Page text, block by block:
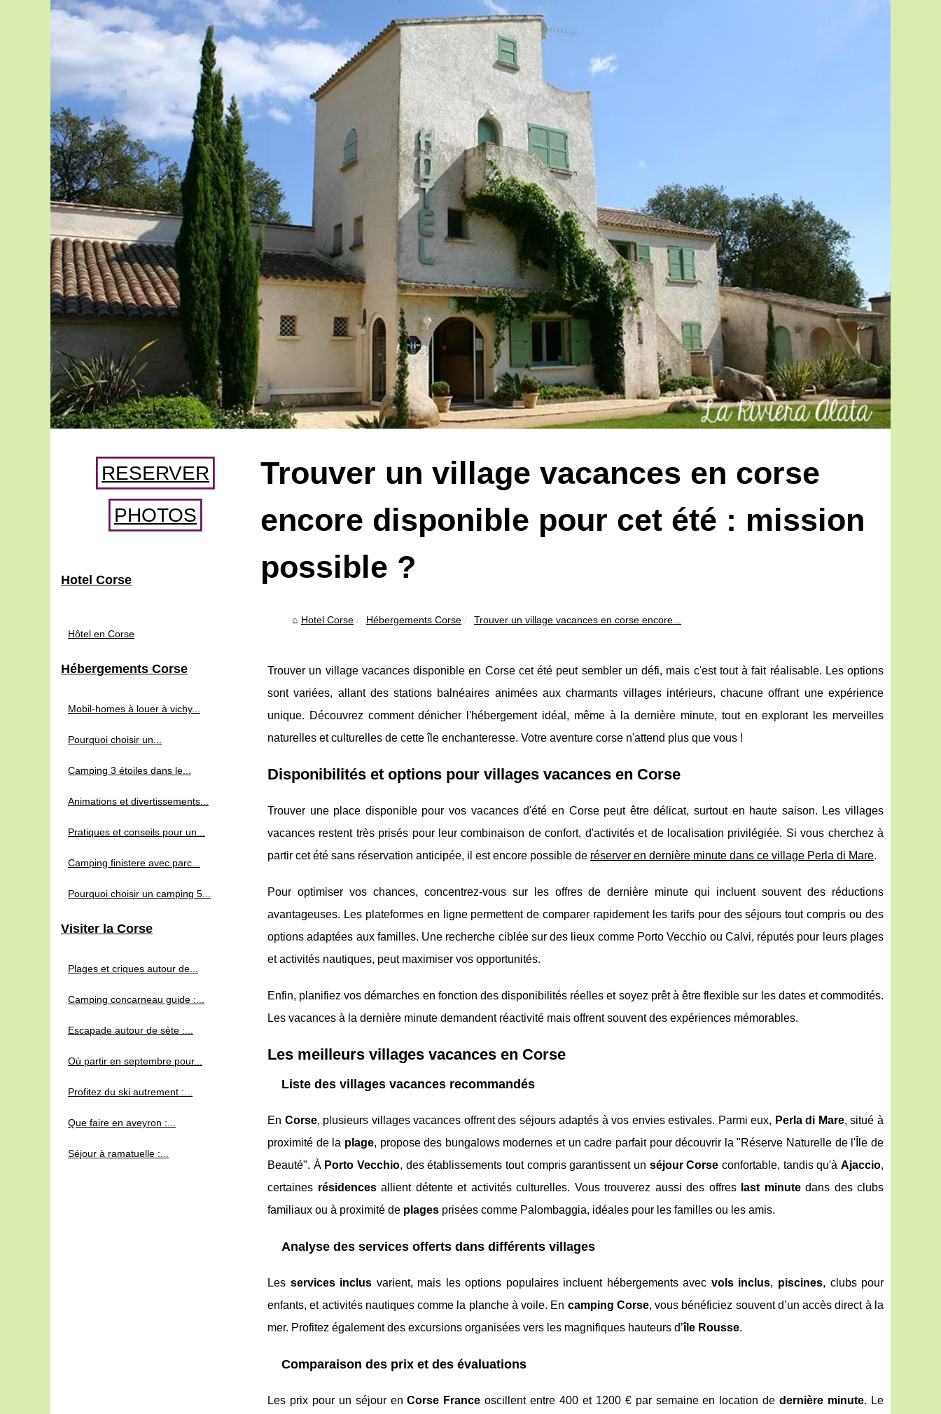
Trouver un village vacances en corse
encore disponible pour cet été : mission
possible ?
Hotel Corse Hébergements Corse Trouver un village vacances en corse encore...
Trouver un village vacances disponible en Corse cet été peut sembler un défi, mais c'est tout à fait réalisable. Les options
sont variées, allant des stations balnéaires animées aux charmants villages intérieurs, chacune offrant une expérience
unique. Découvrez comment dénicher l'hébergement idéal, même à la dernière minute, tout en explorant les merveilles
naturelles et culturelles de cette île enchanteresse. Votre aventure corse n'attend plus que vous !
Disponibilités et options pour villages vacances en Corse
Trouver une place disponible pour vos vacances d'été en Corse peut être délicat, surtout en haute saison. Les villages
vacances restent très prisés pour leur combinaison deconfort, d'activités et de localisation privilégiée. Si vous cherchez à
partir cet été sans réservation anticipée, il est encore possible de réserver en dernière minute dans ce village Perla di Mare.
Pour optimiser vos chances, concentrez-vous sur les offres de dernière minute qui incluent souvent des réductions
avantageuses. Les plateformes en ligne permettent de comparer rapidement les tarifs pour des séjours tout compris ou des
options adaptées aux familles. Une recherche ciblée sur des lieux comme Porto Vecchio ou Calvi, réputés pour leurs plages
et activités nautiques, peut maximiser vos opportunités.
Enfin, planifiez vos démarches en fonction des disponibilités réelles et soyez prêt à être flexible sur les dates et commodités.
Les vacances à la dernière minute demandent réactivité mais offrent souvent des expériences mémorables.
Les meilleurs villages vacances en Corse
Liste des villages vacances recommandés
En Corse, plusieurs villages vacances offrent des séjours adaptés à vos envies estivales. Parmi eux, Perla di Mare, situé à
proximité de la plage, propose des bungalows modernes et un cadre parfait pour découvrir la "Réserve Naturelle de l'Île de
Beauté". À Porto Vecchio, des établissements tout compris garantissent un séjour Corse confortable, tandis qu'àAjaccio,
certaines résidencesallient détente et activités culturelles. Vous trouverez aussi des offres last minutedans des clubs
familiaux ou à proximité de plages prisées comme Palombaggia, idéales pour les familles ou les amis.
Analyse des services offerts dans différents villages
Les services inclus varient, mais les options populaires incluent hébergements avec vols inclus, piscines, clubs pour
enfants, et activités nautiques comme la planche à voile. En camping Corse, vous bénéficiez souvent d’un accès direct à la
mer. Profitez également des excursions organisées vers les magnifiques hauteurs d’île Rousse.
Comparaison des prix et des évaluations
Les prix pour un séjour enCorse France oscillent entre 400 et 1200 € par semaine en location dedernière minute. Le
RESERVER
PHOTOS
Hotel Corse
Hôtel en Corse
Hébergements Corse
Mobil-homes à louer à vichy...
Pourquoi choisir un...
Camping 3 étoiles dans le...
Animations et divertissements...
Pratiques et conseils pour un...
Camping finistere avec parc...
Pourquoi choisir un camping 5...
Visiter la Corse
Plages et criques autour de...
Camping concarneau guide :...
Escapade autour de sète :...
Où partir en septembre pour...
Profitez du ski autrement :...
Que faire en aveyron :...
Séjour à ramatuelle :...